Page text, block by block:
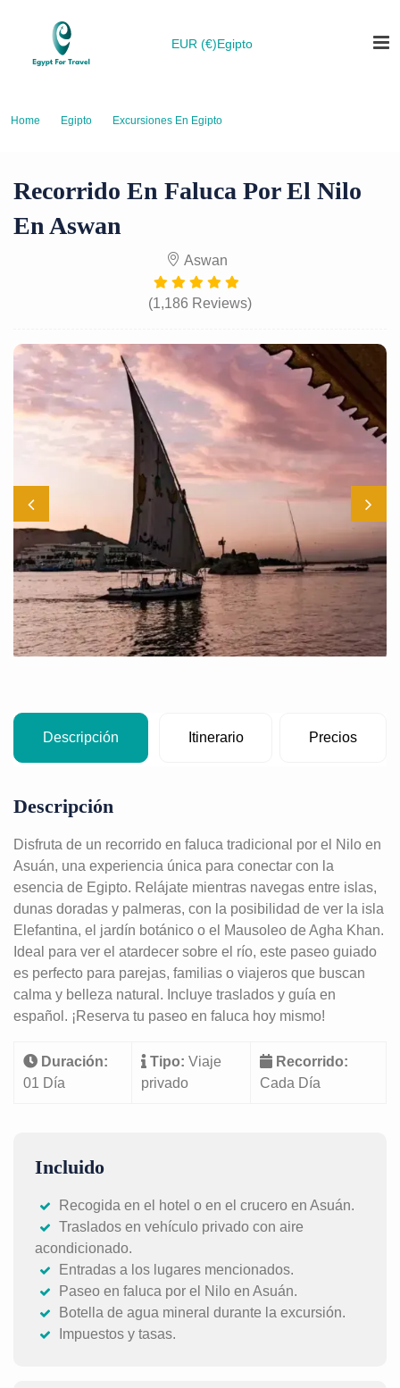
EUR (€)Egipto
Home Egipto
Excursiones En Egipto
Recorrido En Faluca Por El Nilo
En Aswan
Aswan
(1,186 Reviews)
Descripción Itinerario Precios
Descripción
Disfruta de un recorrido en faluca tradicional por el Nilo en
Asuán, una experiencia única para conectar con la
esencia de Egipto. Relájate mientras navegas entre islas,
dunas doradas y palmeras, con la posibilidad de ver la isla
Elefantina, el jardín botánico o el Mausoleo de Agha Khan.
Ideal para ver el atardecer sobre el río, este paseo guiado
es perfecto para parejas, familias o viajeros que buscan
calma y belleza natural. Incluye traslados y guía en
español. ¡Reserva tu paseo en faluca hoy mismo!
Duración:
01 Día
Tipo: Viaje
privado
Recorrido:
Cada Día
Incluido
Recogida en el hotel o en el crucero en Asuán.
Traslados en vehículo privado con aire
acondicionado.
Entradas a los lugares mencionados.
Paseo en faluca por el Nilo en Asuán.
Botella de agua mineral durante la excursión.
Impuestos y tasas.